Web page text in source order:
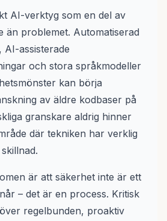
AI-verktyg som en del av
än problemet. Automatiserad
AI-assisterade
och stora språkmodeller
kan börja
av äldre kodbaser på
granskare aldrig hinner
där tekniken har verklig
är att säkerhet inte är ett
– det är en process. Kritisk
regelbunden, proaktiv